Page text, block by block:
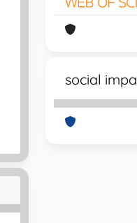
social